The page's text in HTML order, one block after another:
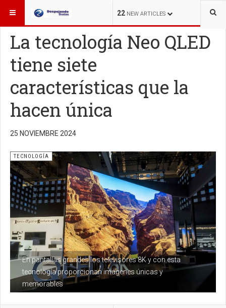
22 NEW ARTICLES
ESTÁ AQUÍ: TECNOLOGÍA
La tecnología Neo QLED
tiene siete
características que la
hacen única
25 NOVIEMBRE 2024
En pantallas grandes los televisores 8K y con esta
tecnología proporcionan imágenes únicas y
memorables
TECNOLOGÍA